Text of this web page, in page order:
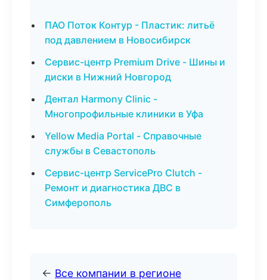
ПАО Поток Контур - Пластик: литьё
под давлением в Новосибирск
Сервис-центр Premium Drive - Шины и
диски в Нижний Новгород
Дентал Harmony Clinic -
Многопрофильные клиники в Уфа
Yellow Media Portal - Справочные
службы в Севастополь
Сервис-центр ServicePro Clutch -
Ремонт и диагностика ДВС в
Симферополь
← Все компании в регионе